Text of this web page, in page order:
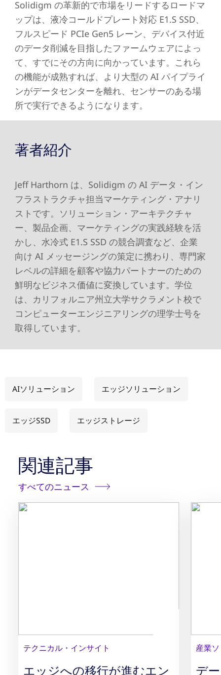
Solidigm の革新的で市場をリードするロードマ
ップは、液冷コールドプレート対応 E1.S SSD、
フルスピード PCIe Gen5 レーン、デバイス付近
のデータ削減を目指したファームウェアによっ
て、すでにその方向に向かっています。これら
の機能が成熟すれば、より大型の AI パイプライ
ンがデータセンターを離れ、センサーのある場
所で実行できるようになります。
著者紹介
Jeff Harthorn は、Solidigm の AI データ・イン
フラストラクチャ担当マーケティング・アナリ
ストです。ソリューション・アーキテクチャ
ー、製品企画、マーケティングの実践経験を活
かし、水冷式 E1.S SSD の競合調査など、企業
向け AI メッセージングの策定に携わり、専門家
レベルの詳細を顧客や協力パートナーのための
鮮明なビジネス価値に変換しています。学位
は、カリフォルニア州立大学サクラメント校で
コンピューターエンジニアリングの理学士号を
取得しています。
AIソリューション エッジソリューション
エッジSSD エッジストレージ
関連記事
すべてのニュース
テクニカル・インサイト
エッジへの移行が進むエン
産業
デ